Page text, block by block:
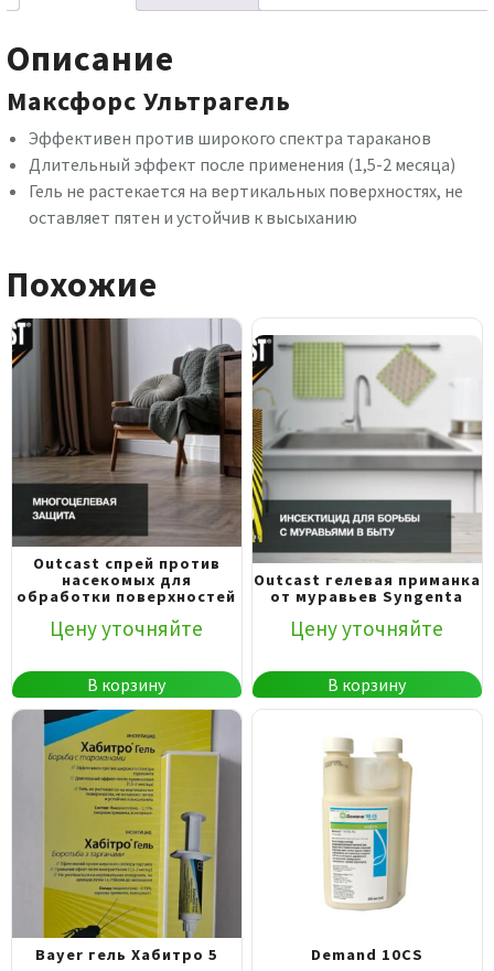
20
Описание
Максфорс Ультрагель
Эффективен против широкого спектра тараканов
Длительный эффект после применения (1,5-2 месяца)
Гель не растекается на вертикальных поверхностях, не
оставляет пятен и устойчив к высыханию
Похожие
Outcast спрей против
насекомых для
обработки поверхностей
Цену уточняйте
В корзину
Outcast гелевая приманка
от муравьев Syngenta
Цену уточняйте
В корзину
Bayer гель Хабитро 5 Demand 10CS